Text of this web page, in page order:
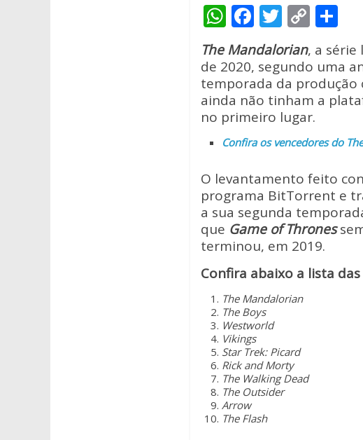
W
h
at
s
A
p
p
F
ac
e
b
o
o
k
T
w
itt
er
C
p
y
Li
n
k
h
ar
e
The Mandalorian, a série
de 2020, segundo uma
temporada da produção
ainda não tinham a
no primeiro lugar.
Confira os vencedores do
O levantamento feito
programa BitTorrent e
a sua segunda
que Game of Thrones
terminou, em 2019.
Confira abaixo a lista
The Mandalorian
The Boys
Westworld
Vikings
Star Trek: Picard
Rick and Morty
The Walking Dead
The Outsider
Arrow
The Flash